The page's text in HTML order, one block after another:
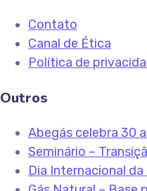
Contato
Canal de Ética
Política de
Outros
Abegás celebra 30
Seminário –
Dia Internacional da